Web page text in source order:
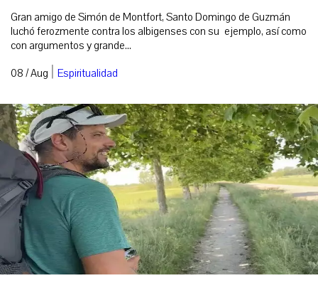
Gran amigo de Simón de Montfort, Santo Domingo de Guzmán
luchó ferozmente contra los albigenses con su ejemplo, así como
con argumentos y grande...
08 / Aug | Espiritualidad